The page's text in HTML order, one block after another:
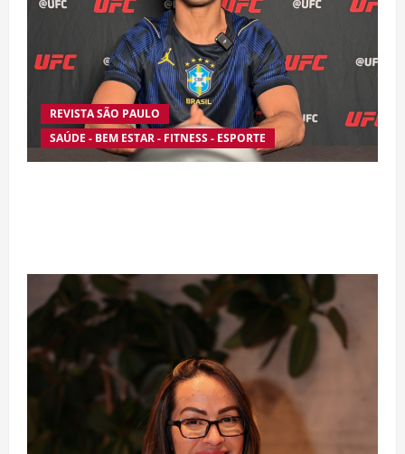
REVISTA SÃO PAULO
SAÚDE - BEM ESTAR - FITNESS - ESPORTE